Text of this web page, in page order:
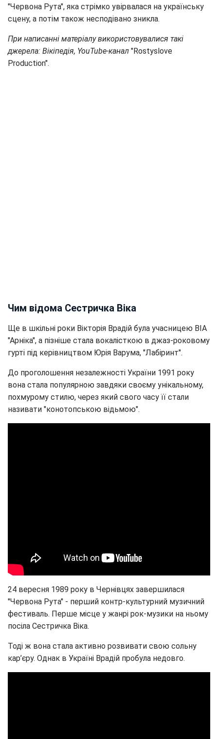
"Червона Рута", яка стрімко увірвалася на українську
сцену, а потім також несподівано зникла.
При написанні матеріалу використовувалися такі
джерела: Вікіпедія, YouTube-канал "Rostyslove
Production".
Чим відома Сестричка Віка
Ще в шкільні роки Вікторія Врадій була учасницею ВІА
"Арніка", а пізніше стала вокалісткою в джаз-роковому
гурті під керівництвом Юрія Варума, "Лабіринт".
До проголошення незалежності України 1991 року
вона стала популярною завдяки своєму унікальному,
похмурому стилю, через який свого часу її стали
називати "конотопською відьмою".
24 вересня 1989 року в Чернівцях завершилася
"Червона Рута" - перший контр-культурний музичний
фестиваль. Перше місце у жанрі рок-музики на ньому
посіла Сестричка Віка.
Тоді ж вона стала активно розвивати свою сольну
кар’єру. Однак в Україні Врадій пробула недовго.